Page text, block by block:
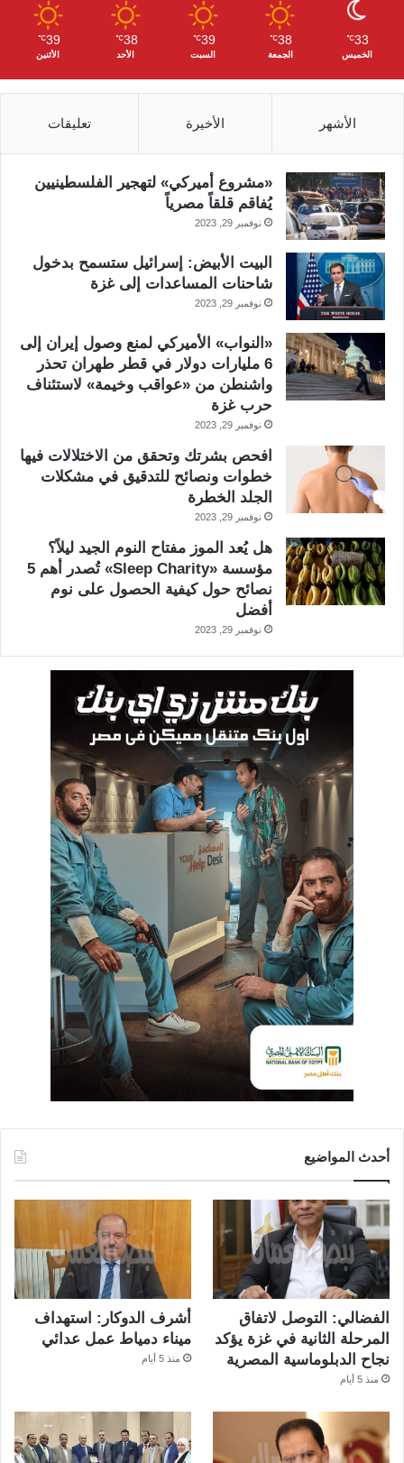
33
℃
الخميس
38
℃
الجمعة
39
℃
السبت
38
℃
الأحد
39
℃
الأثنين
الأشهر الأخيرة تعليقات
«مشروع أميركي» لتهجير الفلسطينيين
يُفاقم قلقاً مصرياً
نوفمبر 29, 2023
البيت الأبيض: إسرائيل ستسمح بدخول
شاحنات المساعدات إلى غزة
نوفمبر 29, 2023
«النواب» الأميركي لمنع وصول إيران إلى
6 مليارات دولار في قطر طهران تحذر
واشنطن من «عواقب وخيمة» لاستئناف
حرب غزة
نوفمبر 29, 2023
افحص بشرتك وتحقق من الاختلالات فيها
خطوات ونصائح للتدقيق في مشكلات
الجلد الخطرة
نوفمبر 29, 2023
هل يُعد الموز مفتاح النوم الجيد ليلاً؟
مؤسسة «Sleep Charity» تُصدر أهم 5
نصائح حول كيفية الحصول على نوم
أفضل
نوفمبر 29, 2023
أحدث المواضيع
الفضالي: التوصل لاتفاق
المرحلة الثانية في غزة يؤكد
نجاح الدبلوماسية المصرية
منذ 5 أيام
أشرف الدوكار: استهداف
ميناء دمياط عمل عدائي
منذ 5 أيام